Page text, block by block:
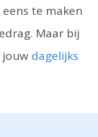
te maken
Maar bij
jouw dagelijks